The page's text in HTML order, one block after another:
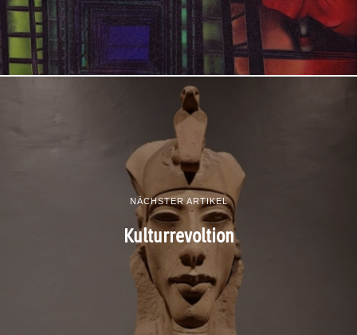
NÄCHSTER ARTIKEL
Kulturrevoltion